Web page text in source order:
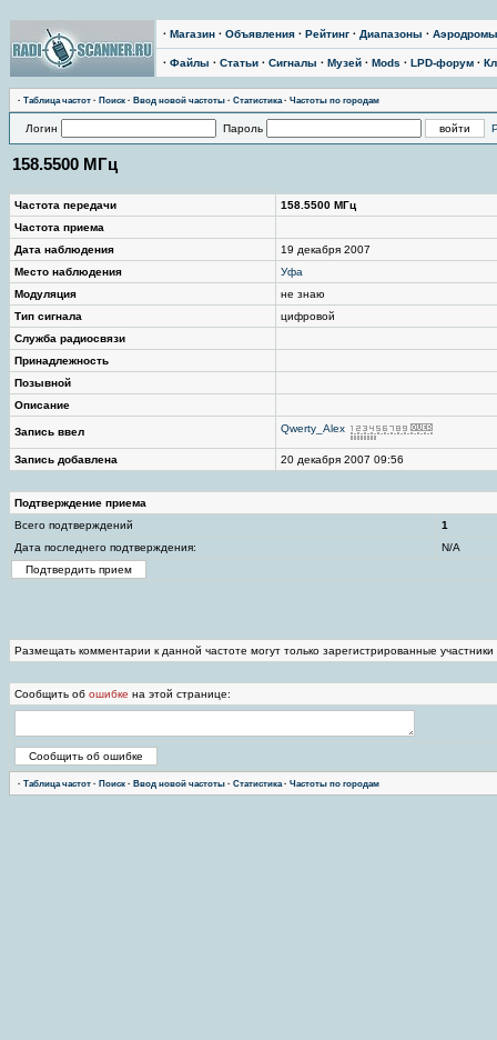
· Магазин · Объявления · Рейтинг · Диапазоны · Аэродромы
· Файлы · Статьи · Сигналы · Музей · Mods · LPD-форум ·
· Таблица частот · Поиск · Ввод новой частоты · Статистика· Частоты по городам
Логин Пароль
158.5500 МГц
Частота передачи
158.5500 МГц
Частота приема
Дата наблюдения
19 декабря 2007
Место наблюдения
Уфа
Модуляция
не знаю
Тип сигнала
цифровой
Служба радиосвязи
Принадлежность
Позывной
Описание
Запись ввел Qwerty_Alex
Запись добавлена 20 декабря 2007 09:56
Подтверждение приема
Всего подтверждений
1
Дата последнего подтверждения:
N/A
Размещать комментарии к данной частоте могут только зарегистрированные
Сообщить об ошибке на этой странице:
· Таблица частот · Поиск · Ввод новой частоты · Статистика· Частоты по городам